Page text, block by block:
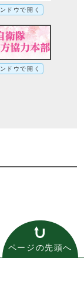
ドウで開く
ドウで開く
ページの先頭へ